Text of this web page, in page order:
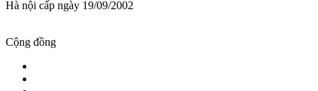
Hà nội cấp ngày 19/09/2002
Cộng đồng